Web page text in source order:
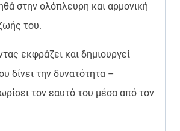
στην ολόπλευρη και αρμονική
του.
εκφράζει και δημιουργεί
δίνει την δυνατότητα –
τον εαυτό του μέσα από τον